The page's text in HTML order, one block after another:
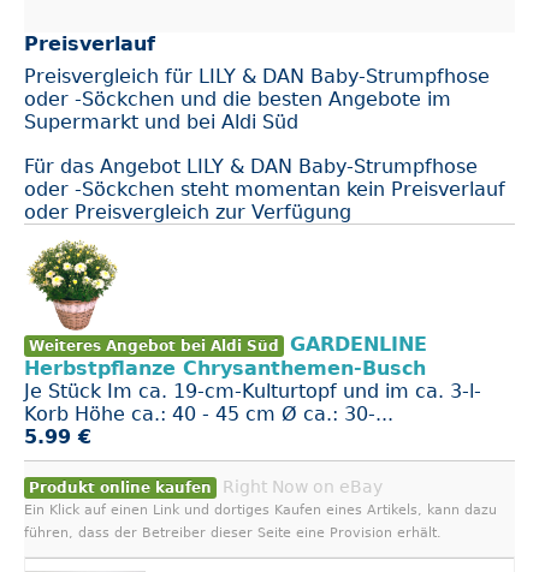
Preisverlauf
Preisvergleich für LILY & DAN Baby-Strumpfhose
oder -Söckchen und die besten Angebote im
Supermarkt und bei Aldi Süd
Für das Angebot LILY & DAN Baby-Strumpfhose
oder -Söckchen steht momentan kein Preisverlauf
oder Preisvergleich zur Verfügung
Weiteres Angebot bei Aldi Süd
GARDENLINE
Herbstpflanze Chrysanthemen-Busch
Je Stück Im ca. 19-cm-Kulturtopf und im ca. 3-l-
Korb Höhe ca.: 40 - 45 cm Ø ca.: 30-...
5.99 €
Produkt online kaufen Right Now on eBay
Ein Klick auf einen Link und dortiges Kaufen eines Artikels, kann dazu
führen, dass der Betreiber dieser Seite eine Provision erhält.